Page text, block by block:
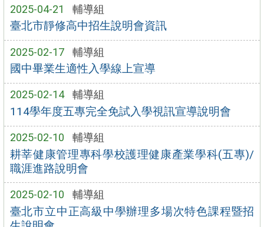
2025-04-21 輔導組
臺北市靜修高中招生說明會資訊
2025-02-17 輔導組
國中畢業生適性入學線上宣導
2025-02-14 輔導組
114學年度五專完全免試入學視訊宣導說明會
2025-02-10 輔導組
耕莘健康管理專科學校護理健康產業學科(五專)/
職涯進路說明會
2025-02-10 輔導組
臺北市立中正高級中學辦理多場次特色課程暨招